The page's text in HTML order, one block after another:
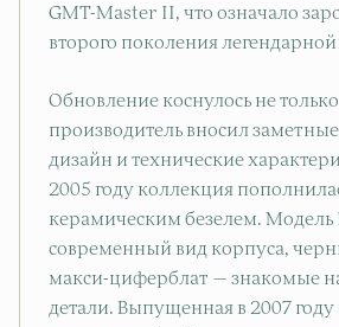
GMT-Master II, что означало
второго поколения
Обновление коснулось не
производитель вносил
дизайн и технические
2005 году коллекция
керамическим безелем. Модель
современный вид корпуса,
макси-циферблат — знакомые
детали. Выпущенная в 2007 году